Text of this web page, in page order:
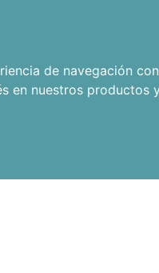
de navegación
en nuestros productos